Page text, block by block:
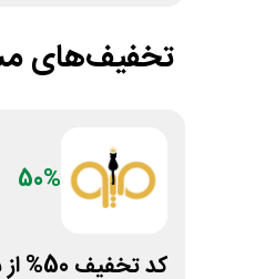
تخفیف‌های
50%
کد